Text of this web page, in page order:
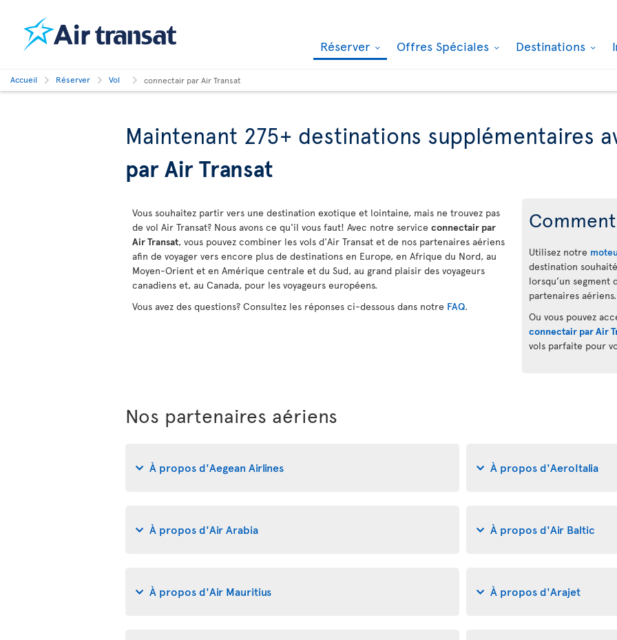
Réserver Offres Spéciales Destinations
Accueil Réserver Vol connectair par Air Transat
Maintenant 275+ destinations supplémentaires
par Air Transat
Vous souhaitez partir vers une destination exotique et lointaine, mais ne trouvez pas
de vol Air Transat? Nous avons ce qu'il vous faut! Avec notre service connectair par
Air Transat, vous pouvez combiner les vols d'Air Transat et de nos partenaires aériens
afin de voyager vers encore plus de destinations en Europe, en Afrique du Nord, au
Moyen-Orient et en Amérique centrale et du Sud, au grand plaisir des voyageurs
canadiens et, au Canada, pour les voyageurs européens.
Vous avez des questions? Consultez les réponses ci-dessous dans notre FAQ.
Utilisez notre
destination
lorsqu’un segment
partenaires aériens.
Ou vous pouvez
connectair par Air
vols parfaite pour
Nos partenaires aériens
À propos d'Aegean Airlines À propos d'AeroItalia
À propos d'Air Arabia À propos d'Air Baltic
À propos d'Air Mauritius À propos d'Arajet